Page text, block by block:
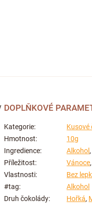
DOPLŇKOVÉ
Kategorie:
Kusové
Hmotnost:
10g
Ingredience: Alkohol,
Příležitost: Vánoce,
Vlastnosti:
Bez
#tag:
Alkohol
Druh čokolády: Hořká,